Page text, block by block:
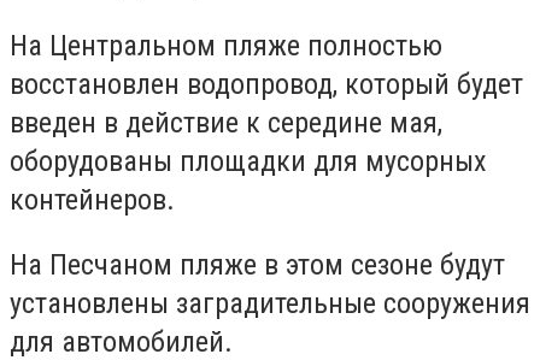
На Центральном пляже полностью
восстановлен водопровод, который будет
введен в действие к середине мая,
оборудованы площадки для мусорных
контейнеров.
На Песчаном пляже в этом сезоне будут
установлены заградительные сооружения
для автомобилей.